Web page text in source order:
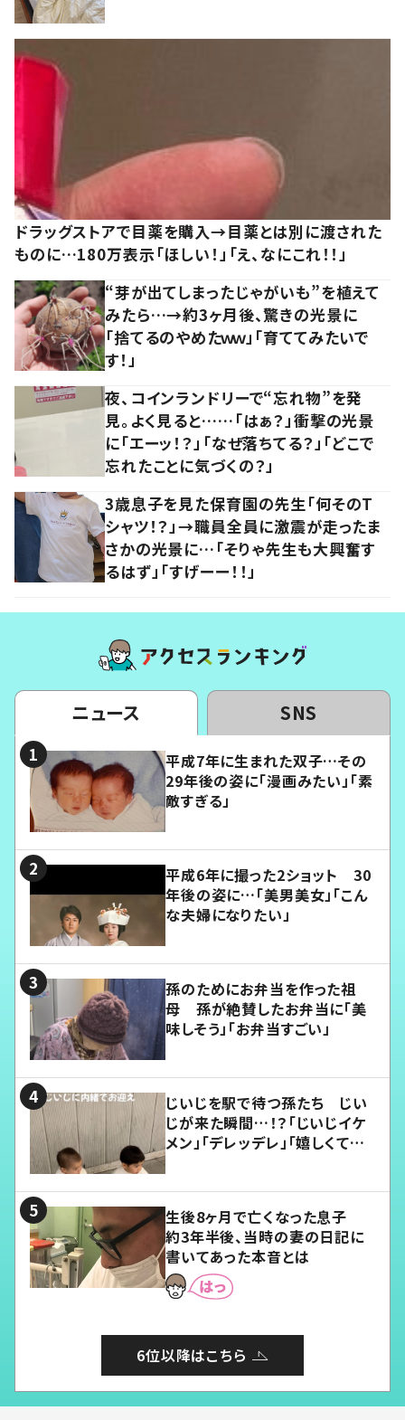
ドラッグストアで目薬を購入→目薬とは別に渡された
ものに…180万表示「ほしい！」「え、なにこれ！！」
“芽が出てしまったじゃがいも”を植えて
みたら…→約3ヶ月後、驚きの光景に
「捨てるのやめたｗｗ」「育ててみたいで
す！」
夜、コインランドリーで“忘れ物”を発
見。よく見ると……「はぁ？」衝撃の光景
に「エーッ！？」「なぜ落ちてる？」「どこで
忘れたことに気づくの？」
3歳息子を見た保育園の先生「何そのT
シャツ！？」→職員全員に激震が走ったま
さかの光景に…「そりゃ先生も大興奮す
るはず」「すげーー！！」
ニュース SNS
平成7年に生まれた双子…その
29年後の姿に「漫画みたい」「素
敵すぎる」
平成6年に撮った2ショット 30
年後の姿に…「美男美女」「こん
な夫婦になりたい」
孫のためにお弁当を作った祖
母 孫が絶賛したお弁当に「美
味しそう」「お弁当すごい」
じいじを駅で待つ孫たち じい
じが来た瞬間…！？「じいじイケ
メン」「デレッデレ」「嬉しくて可
生後8ヶ月で亡くなった息子
約3年半後、当時の妻の日記に
書いてあった本音とは
6位以降はこちら